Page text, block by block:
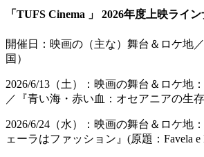
「TUFS Cinema 」 2026年度上映ライ
開催日：映画の（主な）舞台＆ロケ地
国）
2026/6/13（土）：映画の舞台＆ロケ地
／『青い海・赤い血：オセアニアの生
2026/6/24（水）：映画の舞台＆ロケ地
ェーラはファッション』(原題：Favela e